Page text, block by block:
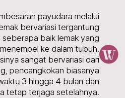
payudara melalui
bervariasi tergantung
seberapa baik lemak yang
ke dalam tubuh.
sangat bervariasi dari
pencangkokan biasanya
3 hingga 4 bulan dan
tetap terjaga setelahnya.